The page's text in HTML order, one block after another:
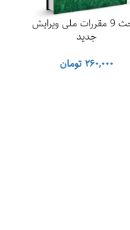
مبحث 9 مقررات ملی ویرایش
جدید
۲۶۰,۰۰۰تومان